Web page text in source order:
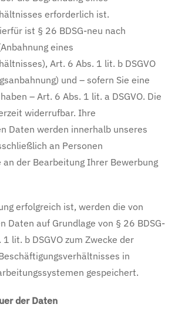
erforderlich ist.
ist § 26 BDSG-neu nach
eines
Art. 6 Abs. 1 lit. b DSGVO
und – sofern Sie eine
– Art. 6 Abs. 1 lit. a DSGVO. Die
widerrufbar. Ihre
Daten werden innerhalb unseres
an Personen
an der Bearbeitung Ihrer Bewerbung
erfolgreich ist, werden die von
Daten auf Grundlage von § 26 BDSG-
lit. b DSGVO zum Zwecke der
in
gespeichert.
der Daten